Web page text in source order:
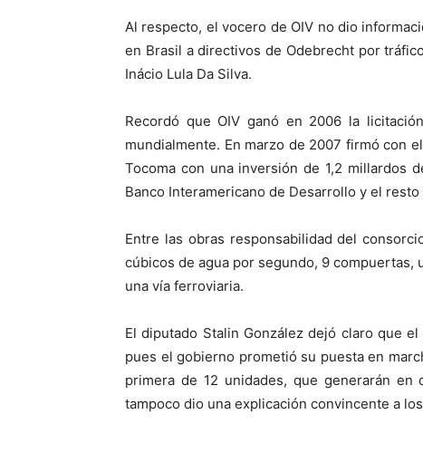
Al respecto, el vocero de OIV no dio
en Brasil a directivos de Odebrecht por
Inácio Lula Da Silva.
Recordó que OIV ganó en 2006 la
mundialmente. En marzo de 2007 firmó con
Tocoma con una inversión de 1,2 millardos
Banco Interamericano de Desarrollo y el
Entre las obras responsabilidad del
cúbicos de agua por segundo, 9
una vía ferroviaria.
El diputado Stalin González dejó claro que
pues el gobierno prometió su puesta en
primera de 12 unidades, que generarán en
tampoco dio una explicación convincente a